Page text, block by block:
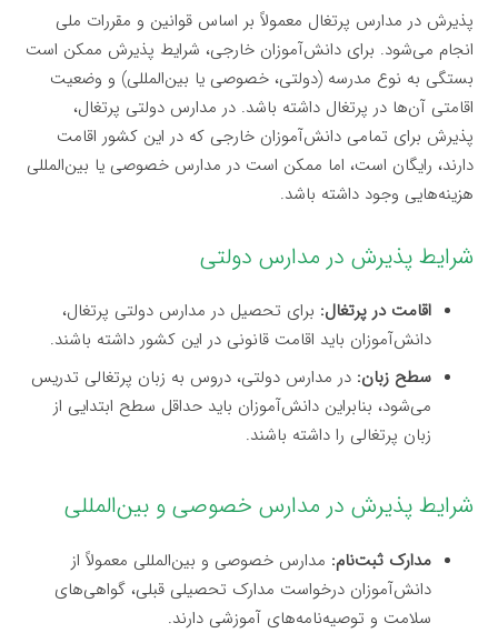
پذیرش در مدارس پرتغال معمولاً بر اساس قوانین و مقررات ملی
انجام می‌شود. برای دانش‌آموزان خارجی، شرایط پذیرش ممکن است
بستگی به نوع مدرسه (دولتی، خصوصی یا بین‌المللی) و وضعیت
اقامتی آن‌ها در پرتغال داشته باشد. در مدارس دولتی پرتغال،
پذیرش برای تمامی دانش‌آموزان خارجی که در این کشور اقامت
دارند، رایگان است، اما ممکن است در مدارس خصوصی یا بین‌المللی
هزینه‌هایی وجود داشته باشد.
شرایط پذیرش در مدارس دولتی
اقامت در پرتغال: برای تحصیل در مدارس دولتی پرتغال،
دانش‌آموزان باید اقامت قانونی در این کشور داشته باشند.
سطح زبان: در مدارس دولتی، دروس به زبان پرتغالی تدریس
می‌شود، بنابراین دانش‌آموزان باید حداقل سطح ابتدایی از
زبان پرتغالی را داشته باشند.
شرایط پذیرش در مدارس خصوصی و بین‌المللی
مدارک ثبت‌نام: مدارس خصوصی و بین‌المللی معمولاً از
دانش‌آموزان درخواست مدارک تحصیلی قبلی، گواهی‌های
سلامت و توصیه‌نامه‌های آموزشی دارند.